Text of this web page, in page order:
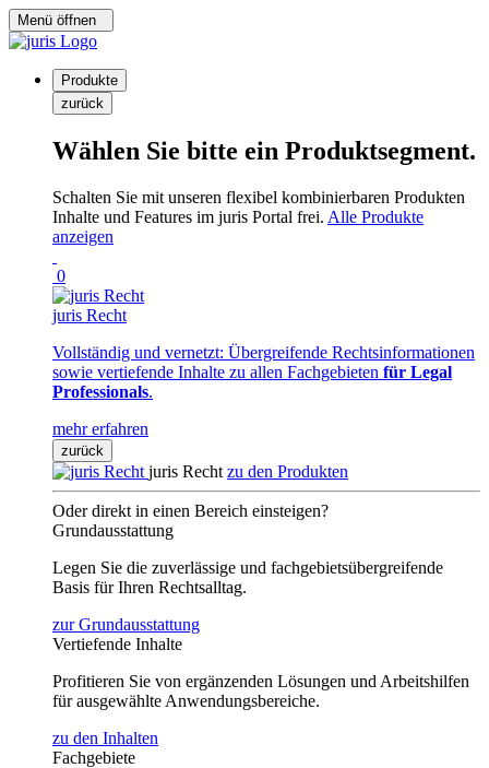
Menü öffnen
Produkte
zurück
Wählen Sie bitte ein Produktsegment.
Schalten Sie mit unseren flexibel kombinierbaren Produkten
Inhalte und Features im juris Portal frei. Alle Produkte
anzeigen
0
juris Recht
Vollständig und vernetzt: Übergreifende Rechtsinformationen
sowie vertiefende Inhalte zu allen Fachgebieten für Legal
Professionals.
mehr erfahren
zurück
juris Recht zu den Produkten
Oder direkt in einen Bereich einsteigen?
Grundausstattung
Legen Sie die zuverlässige und fachgebietsübergreifende
Basis für Ihren Rechtsalltag.
zur Grundausstattung
Vertiefende Inhalte
Profitieren Sie von ergänzenden Lösungen und Arbeitshilfen
für ausgewählte Anwendungsbereiche.
zu den Inhalten
Fachgebiete